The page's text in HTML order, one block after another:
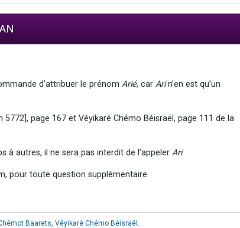
d’attribuer le prénom Arié, car Arin’en est qu’un
page 167 et Véyikaré Chémo Béisraël, page 111 de la
à autres, il ne sera pas interdit de l’appeler Ari.
pour toute question supplémentaire.
Baarets Véyikaré Chémo Béisraël